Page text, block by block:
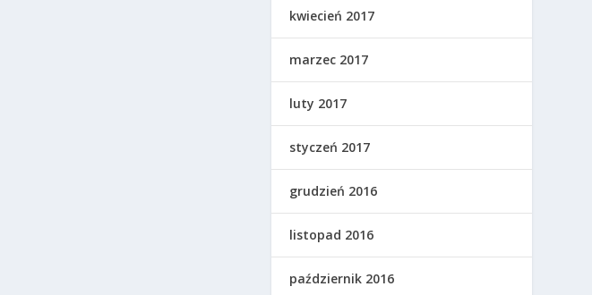
kwiecień 2017
marzec 2017
luty 2017
styczeń 2017
grudzień 2016
listopad 2016
październik 2016